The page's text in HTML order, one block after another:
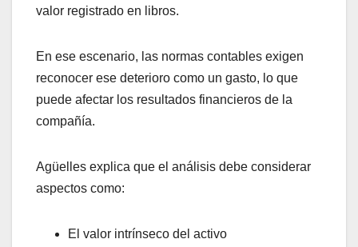
valor registrado en libros.
En ese escenario, las normas contables exigen
reconocer ese deterioro como un gasto, lo que
puede afectar los resultados financieros de la
compañía.
Agüelles explica que el análisis debe considerar
aspectos como:
El valor intrínseco del activo